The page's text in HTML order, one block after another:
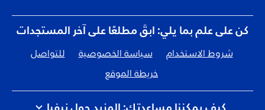
كن على علم بما يلي: ابقَ مطلعًا على آخر المستجدات
شروط الاستخدام سياسة الخصوصية للتواصل
خريطة الموقع